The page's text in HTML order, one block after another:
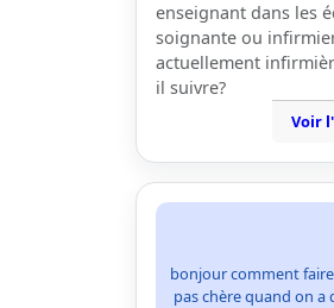
enseignant dans les
soignante ou
actuellement
il suivre?
Voir
bonjour comment
pas chère quand on a